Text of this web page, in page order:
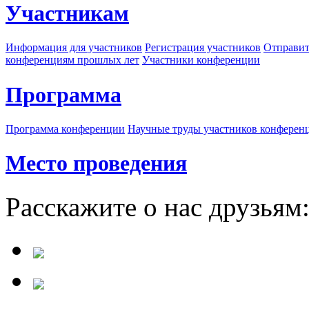
Участникам
Информация для участников Регистрация участников
конференциям прошлых лет Участники конференции
Программа
Программа конференции Научные труды участников
Место проведения
Расскажите о нас друзьям: